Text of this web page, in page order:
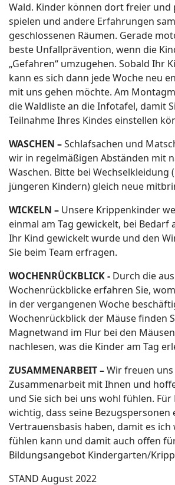
Wald. Kinder können dort freier und
spielen und andere Erfahrungen
geschlossenen Räumen. Gerade
beste Unfallprävention, wenn die
„Gefahren“ umzugehen. Sobald Ihr
kann es sich dann jede Woche neu
mit uns gehen möchte. Am
die Waldliste an die Infotafel, damit
Teilnahme Ihres Kindes einstellen
WASCHEN –Schlafsachen und
wir in regelmäßigen Abständen mit
Waschen. Bitte bei Wechselkleidung
jüngeren Kindern) gleich neue
WICKELN – Unsere Krippenkinder
einmal am Tag gewickelt, bei Bedarf
Ihr Kind gewickelt wurde und den
Sie beim Team erfragen.
WOCHENRÜCKBLICK - Durch die
Wochenrückblicke erfahren Sie,
in der vergangenen Woche
Wochenrückblick der Mäuse finden
Magnetwand im Flur bei den
nachlesen, was die Kinder am Tag
ZUSAMMENARBEIT –Wir freuen
Zusammenarbeit mit Ihnen und
und Sie sich bei uns wohl fühlen. Für
wichtig, dass seine Bezugspersonen
Vertrauensbasis haben, damit es
fühlen kann und damit auch offen
Bildungsangebot Kindergarten/
STAND August 2022